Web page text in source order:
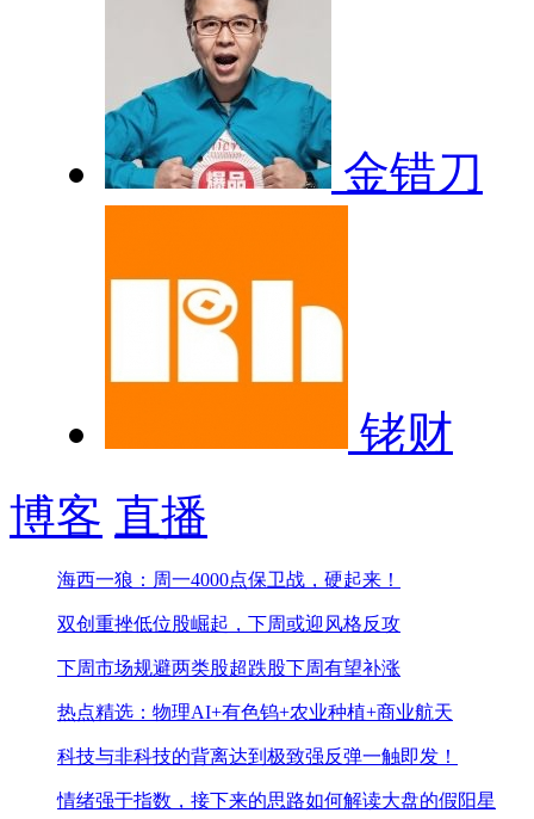
金错刀
铑财
博客 直播
海西一狼：周一4000点保卫战，硬起来！
双创重挫低位股崛起，下周或迎风格反攻
下周市场规避两类股超跌股下周有望补涨
热点精选：物理AI+有色钨+农业种植+商业航天
科技与非科技的背离达到极致强反弹一触即发！
情绪强于指数，接下来的思路如何解读大盘的假阳星